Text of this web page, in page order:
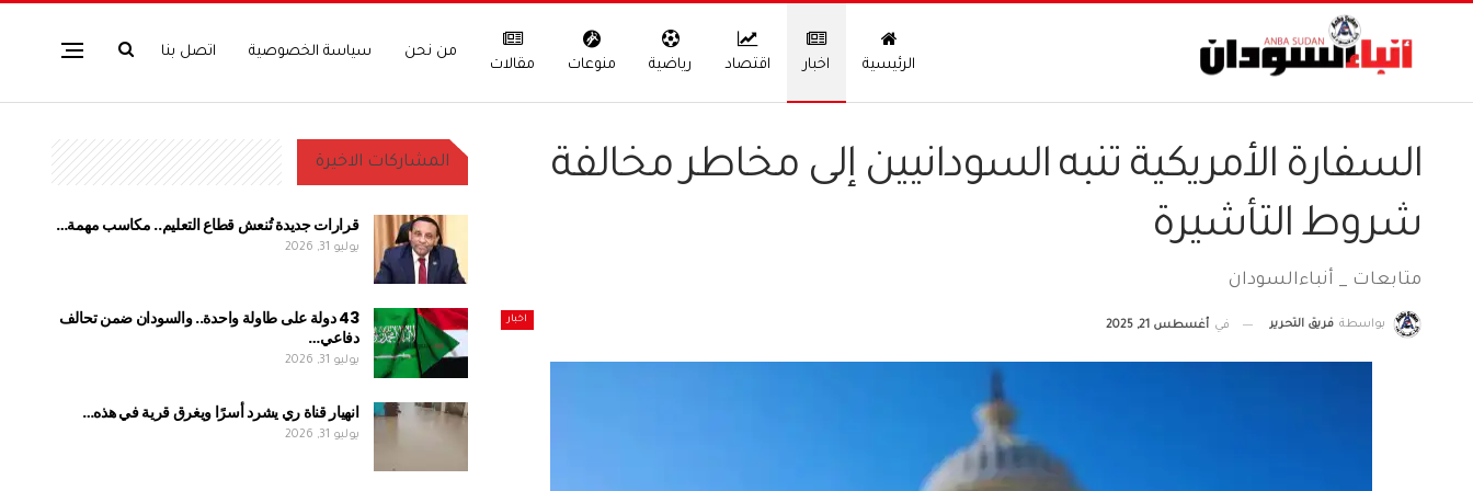
الرئيسية اخبار اقتصاد رياضية منوعات مقالات
من نحن سياسة الخصوصية اتصل بنا
السفارة الأمريكية تنبه السودانيين إلى مخاطر مخالفة
شروط التأشيرة
متابعات _ أنباءالسودان
اخبار بواسطة فريق التحرير في أغسطس 21, 2025
المشاركات الاخيرة
قرارات جديدة تُنعش قطاع التعليم.. مكاسب مهمة…
يوليو 31, 2026
43 دولة على طاولة واحدة.. والسودان ضمن تحالف
دفاعي…
يوليو 31, 2026
انهيار قناة ري يشرد أسرًا ويغرق قرية في هذه…
يوليو 31, 2026